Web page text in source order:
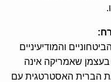
והמודיעיניים
שאמריקה אינה
הברית האסטרטגית עם